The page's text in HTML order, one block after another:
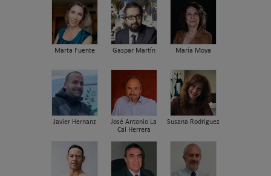
Marta Fuente Gaspar Martín María Moya
Javier Hernanz
José Antonio La
Cal Herrera
Susana Rodriguez